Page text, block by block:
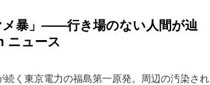
メ暴」――行き場のない人間が辿
ニュース
く東京電力の福島第一原発。周辺の汚染され